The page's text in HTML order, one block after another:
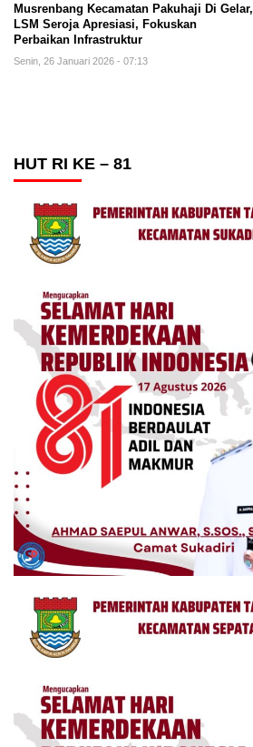
Musrenbang Kecamatan Pakuhaji Di Gelar,
LSM Seroja Apresiasi, Fokuskan
Perbaikan Infrastruktur
Senin, 26 Januari 2026 - 07:13
HUT RI KE – 81